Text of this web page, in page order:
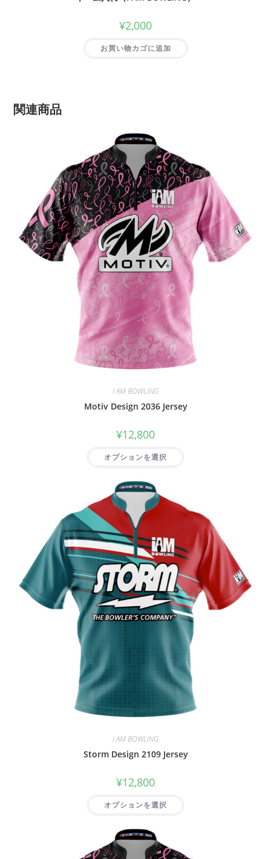
¥2,000
お買い物カゴに追加
関連商品
I AM BOWLING
Motiv Design 2036 Jersey
¥12,800
オプションを選択
I AM BOWLING
Storm Design 2109 Jersey
¥12,800
オプションを選択